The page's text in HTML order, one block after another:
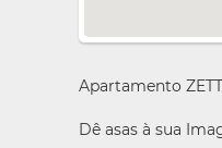
Apartamento
Dê asas à sua